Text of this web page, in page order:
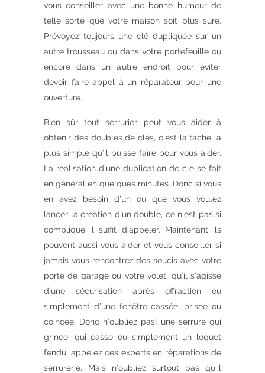
vous conseiller avec une bonne humeur de
telle sorte que votre maison soit plus sûre.
Prévoyez toujours une clé dupliquée sur un
autre trousseau ou dans votre portefeuille ou
encore dans un autre endroit pour éviter
devoir faire appel à un réparateur pour une
ouverture.
Bien sûr tout serrurier peut vous aider à
obtenir des doubles de clés, c’est la tâche la
plus simple qu’il puisse faire pour vous aider.
La réalisation d’une duplication de clé se fait
en général en quelques minutes. Donc si vous
en avez besoin d’un ou que vous voulez
lancer la création d’un double, ce n’est pas si
compliqué il suffit d’appeler. Maintenant ils
peuvent aussi vous aider et vous conseiller si
jamais vous rencontrez des soucis avec votre
porte de garage ou votre volet, qu’il s’agisse
d’une sécurisation après effraction ou
simplement d’une fenêtre cassée, brisée ou
coincée. Donc n’oubliez pas! une serrure qui
grince, qui casse ou simplement un loquet
fendu, appelez ces experts en réparations de
serrurerie. Mais n’oubliez surtout pas qu’il